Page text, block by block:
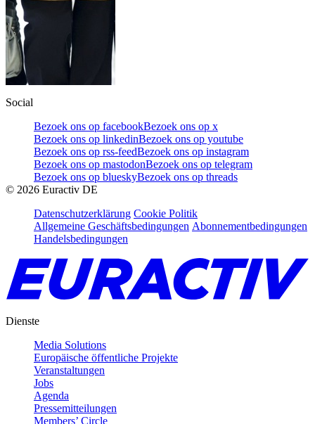
Social
Bezoek ons op facebookBezoek ons op x
Bezoek ons op linkedinBezoek ons op youtube
Bezoek ons op rss-feedBezoek ons op instagram
Bezoek ons op mastodonBezoek ons op telegram
Bezoek ons op blueskyBezoek ons op threads
© 2026 Euractiv DE
Datenschutzerklärung Cookie Politik
Allgemeine Geschäftsbedingungen Abonnementbedingungen
Handelsbedingungen
Dienste
Media Solutions
Europäische öffentliche Projekte
Veranstaltungen
Jobs
Agenda
Pressemitteilungen
Members’ Circle